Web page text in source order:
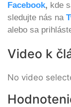
Facebook, kde
sledujte nás na
alebo sa
Video k
No video